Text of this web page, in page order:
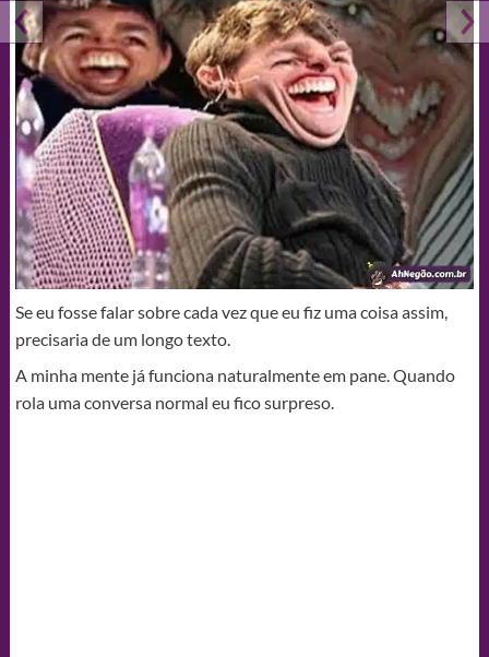
Se eu fosse falar sobre cada vez que eu fiz uma coisa assim,
precisaria de um longo texto.
A minha mente já funciona naturalmente em pane. Quando
rola uma conversa normal eu fico surpreso.